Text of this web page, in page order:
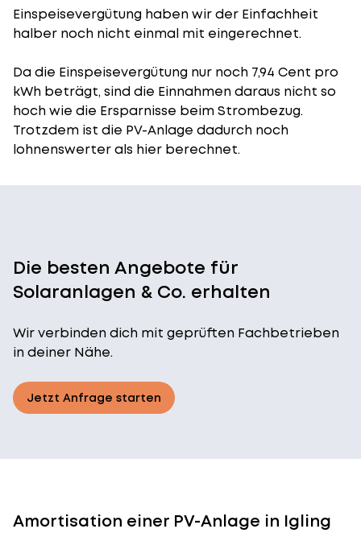
Einspeisevergütung haben wir der Einfachheit
halber noch nicht einmal mit eingerechnet.
Da die Einspeisevergütung nur noch 7,94 Cent pro
kWh beträgt, sind die Einnahmen daraus nicht so
hoch wie die Ersparnisse beim Strombezug.
Trotzdem ist die PV-Anlage dadurch noch
lohnenswerter als hier berechnet.
Die besten Angebote für
Solaranlagen & Co. erhalten
Wir verbinden dich mit geprüften Fachbetrieben
in deiner Nähe.
Jetzt Anfrage starten
Amortisation einer PV-Anlage in Igling